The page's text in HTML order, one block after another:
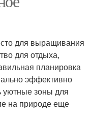
для выращивания
для отдыха,
планировка
эффективно
уютные зоны для
на природе еще